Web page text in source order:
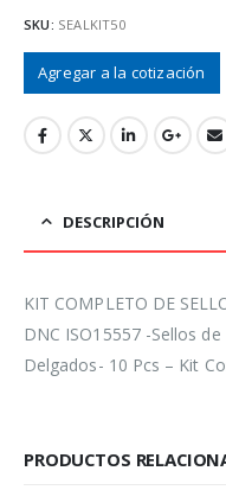
SKU: SEALKIT50
Agregar a la cotización
DESCRIPCIÓN
KIT COMPLETO DE
DNC ISO15557 -Sellos
Delgados- 10 Pcs – Kit
PRODUCTOS